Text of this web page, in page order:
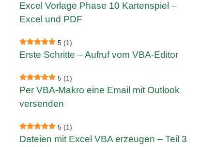
Excel Vorlage Phase 10 Kartenspiel –
Excel und PDF
5 (1)
Erste Schritte – Aufruf vom VBA-Editor
5 (1)
Per VBA-Makro eine Email mit Outlook
versenden
5 (1)
Dateien mit Excel VBA erzeugen – Teil 3